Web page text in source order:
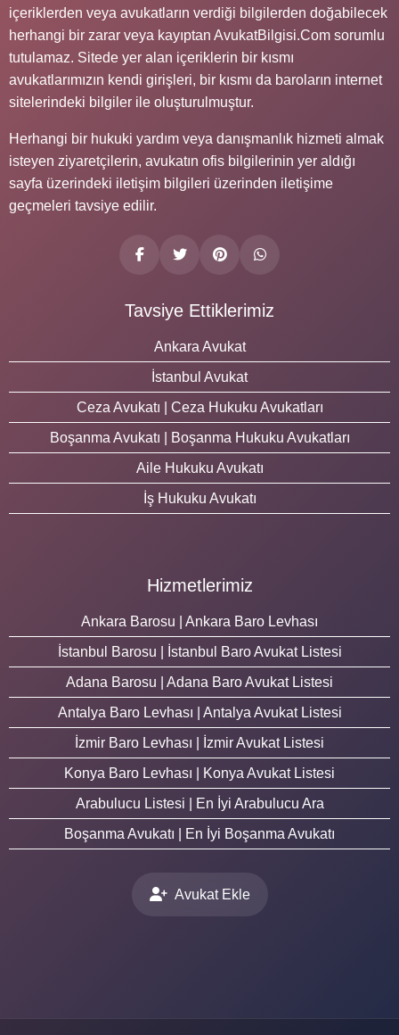
içeriklerden veya avukatların verdiği bilgilerden doğabilecek
herhangi bir zarar veya kayıptan AvukatBilgisi.Com sorumlu
tutulamaz. Sitede yer alan içeriklerin bir kısmı
avukatlarımızın kendi girişleri, bir kısmı da baroların internet
sitelerindeki bilgiler ile oluşturulmuştur.
Herhangi bir hukuki yardım veya danışmanlık hizmeti almak
isteyen ziyaretçilerin, avukatın ofis bilgilerinin yer aldığı
sayfa üzerindeki iletişim bilgileri üzerinden iletişime
geçmeleri tavsiye edilir.
Tavsiye Ettiklerimiz
Ankara Avukat
İstanbul Avukat
Ceza Avukatı | Ceza Hukuku Avukatları
Boşanma Avukatı | Boşanma Hukuku Avukatları
Aile Hukuku Avukatı
İş Hukuku Avukatı
Hizmetlerimiz
Ankara Barosu | Ankara Baro Levhası
İstanbul Barosu | İstanbul Baro Avukat Listesi
Adana Barosu | Adana Baro Avukat Listesi
Antalya Baro Levhası | Antalya Avukat Listesi
İzmir Baro Levhası | İzmir Avukat Listesi
Konya Baro Levhası | Konya Avukat Listesi
Arabulucu Listesi | En İyi Arabulucu Ara
Boşanma Avukatı | En İyi Boşanma Avukatı
Avukat Ekle